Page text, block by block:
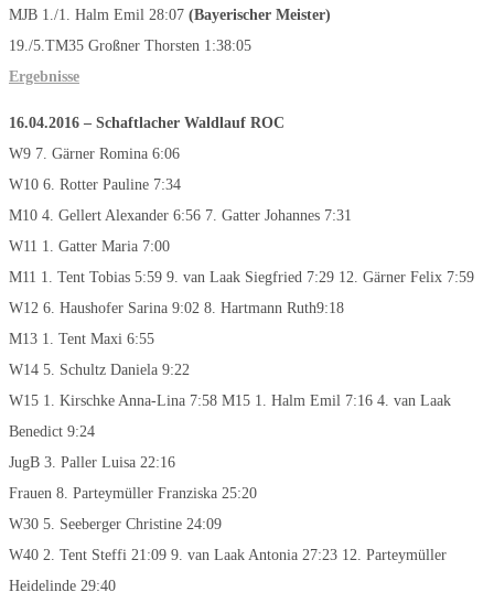
MJB 1./1. Halm Emil 28:07 (Bayerischer Meister)
19./5.TM35 Großner Thorsten 1:38:05
Ergebnisse
16.04.2016 – Schaftlacher Waldlauf ROC
W9 7. Gärner Romina 6:06
W10 6. Rotter Pauline 7:34
M10 4. Gellert Alexander 6:56 7. Gatter Johannes 7:31
W11 1. Gatter Maria 7:00
M11 1. Tent Tobias 5:59 9. van Laak Siegfried 7:29 12. Gärner Felix 7:59
W12 6. Haushofer Sarina 9:02 8. Hartmann Ruth9:18
M13 1. Tent Maxi 6:55
W14 5. Schultz Daniela 9:22
W15 1. Kirschke Anna-Lina 7:58 M15 1. Halm Emil 7:16 4. van Laak
Benedict 9:24
JugB 3. Paller Luisa 22:16
Frauen 8. Parteymüller Franziska 25:20
W30 5. Seeberger Christine 24:09
W40 2. Tent Steffi 21:09 9. van Laak Antonia 27:23 12. Parteymüller
Heidelinde 29:40